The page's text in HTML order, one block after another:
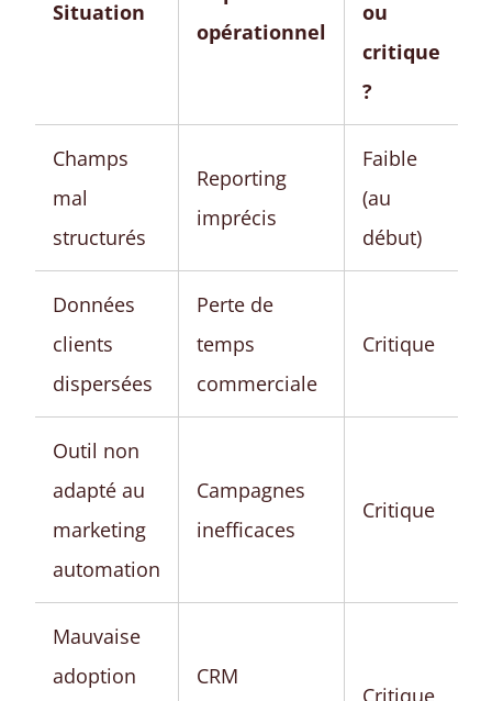
Situation
opérationnel
ou
critique
?
Champs
mal
structurés
Reporting
imprécis
Faible
(au
début)
Données
clients
dispersées
Perte de
temps
commerciale
Critique
Outil non
adapté au
marketing
automation
Campagnes
inefficaces
Critique
Mauvaise
adoption
CRM
Critique